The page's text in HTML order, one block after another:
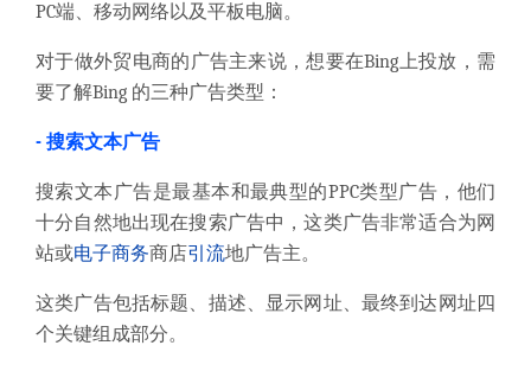
PC端、移动网络以及平板电脑。
对于做外贸电商的广告主来说，想要在Bing上投放，需
要了解Bing 的三种广告类型：
- 搜索文本广告
搜索文本广告是最基本和最典型的PPC类型广告，他们
十分自然地出现在搜索广告中，这类广告非常适合为网
站或电子商务商店引流地广告主。
这类广告包括标题、描述、显示网址、最终到达网址四
个关键组成部分。